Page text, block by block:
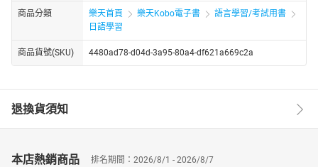
Step 2: 文法句型
從每篇會話中精選日本人生活裡最常使用的文法句型，搭配例
句，簡單易學，舉一反三，立即運用。
Step 3: 實用語彙
彙。只要這 1000 個語彙，就可和日本人做一般的溝通，在不同情境
中，表達自己的想法或需求。
最貼近日本文化的日語學習書
商品分類 樂天首頁 樂天Kobo電子書
語言學習/考試用書
日語學習
商品貨號(SKU) 4480ad78-d04d-3a95-80a4-df621a669c2a
退換貨須知
本店熱銷商品 排名期間：2026/8/1 - 2026/8/7